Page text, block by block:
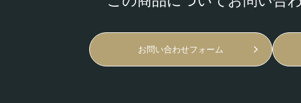
お問い合わせフォーム